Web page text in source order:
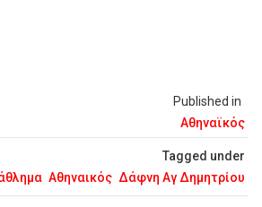
Published in
Αθηναϊκός
Tagged under
Αθηναικός Δάφνη Αγ Δημητρίου